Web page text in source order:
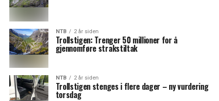
NTB 2 år siden
Trollstigen: Trenger 50 millioner for å
gjennomføre strakstiltak
NTB 2 år siden
Trollstigen stenges i flere dager – ny vurdering
torsdag